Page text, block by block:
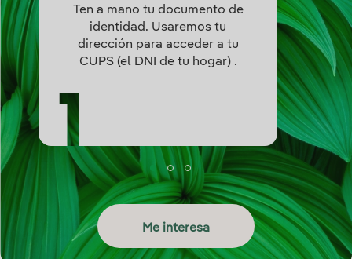
Ten a mano tu documento de
identidad. Usaremos tu
dirección para acceder a tu
CUPS (el DNI de tu hogar) .
Me interesa